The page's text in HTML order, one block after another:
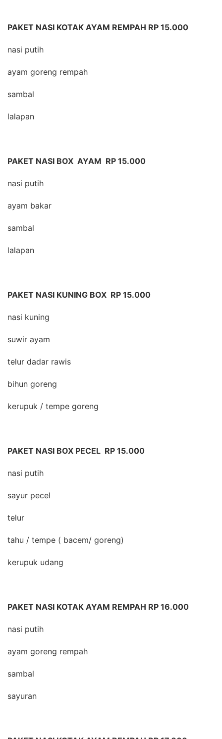
PAKET NASI KOTAK AYAM REMPAH RP 15.000
nasi putih
ayam goreng rempah
sambal
lalapan
PAKET NASI BOX AYAM RP 15.000
nasi putih
ayam bakar
sambal
lalapan
PAKET NASI KUNING BOX RP 15.000
nasi kuning
suwir ayam
telur dadar rawis
bihun goreng
kerupuk / tempe goreng
PAKET NASI BOX PECEL RP 15.000
nasi putih
sayur pecel
telur
tahu / tempe ( bacem/ goreng)
kerupuk udang
PAKET NASI KOTAK AYAM REMPAH RP 16.000
nasi putih
ayam goreng rempah
sambal
sayuran